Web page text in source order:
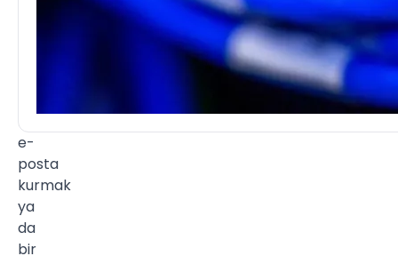
Alan
adınızı
bağlamak,
e-
posta
kurmak
ya
da
bir